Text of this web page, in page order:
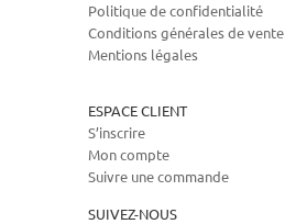
Politique de confidentialité
Conditions générales de vente
Mentions légales
ESPACE CLIENT
S’inscrire
Mon compte
Suivre une commande
SUIVEZ-NOUS